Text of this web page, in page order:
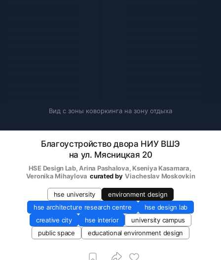
Вид с зоны коворкинга на зону отдыха
Благоустройство двора НИУ ВШЭ
на ул. Мясницкая 20
HSE Design Lab, Arina Pashalova, Kseniya Kasamara,
Veronika Mihaylova curated by Viacheslav Moskovkin
hse university
environment design
hse architecture research centre
hse design lab
creative city
hse interior
university campus
public space
educational environment design